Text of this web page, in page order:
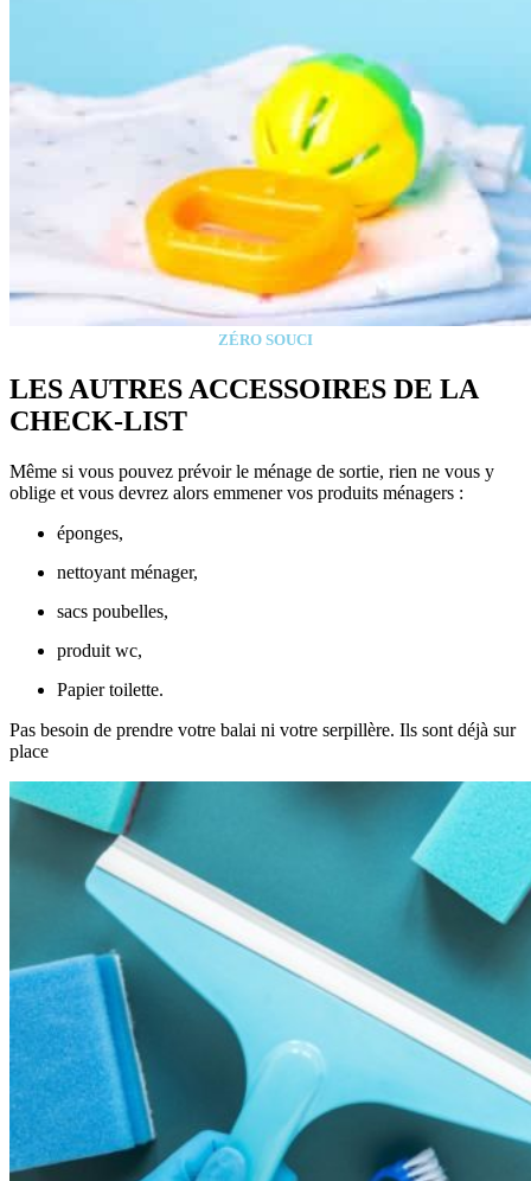
ZÉRO SOUCI
LES AUTRES ACCESSOIRES DE LA
CHECK-LIST
Même si vous pouvez prévoir le ménage de sortie, rien ne vous y
oblige et vous devrez alors emmener vos produits ménagers :
éponges,
nettoyant ménager,
sacs poubelles,
produit wc,
Papier toilette.
Pas besoin de prendre votre balai ni votre serpillère. Ils sont déjà sur
place